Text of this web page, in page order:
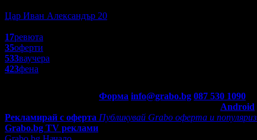
Цар Иван Александър 20
17ревюта
35оферти
533ваучера
423фена
Форма info@grabo.bg 087 530 1090
Android
Рекламирай с оферта Публикувай Grabo оферта и
Grabo.bg TV реклами